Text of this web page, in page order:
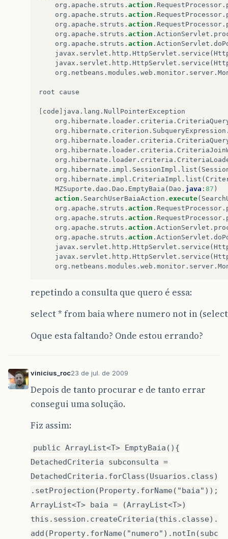
org . apache . struts . action . RequestProcessor .
org . apache . struts . action . RequestProcessor .
org . apache . struts . action . RequestProcessor .
org . apache . struts . action . ActionServlet .
org . apache . struts . action . ActionServlet .
javax . servlet . http . HttpServlet . service (
javax . servlet . http . HttpServlet . service (
org . netbeans . modules . web . monitor . server .
root cause
code java . lang . NullPointerException
org . hibernate . loader . criteria .
org . hibernate . criterion . SubqueryExpression
org . hibernate . loader . criteria .
org . hibernate . loader . criteria .
org . hibernate . loader . criteria .
org . hibernate . impl . SessionImpl . list (
org . hibernate . impl . CriteriaImpl . list (
MZSuporte . dao . Dao . EmptyBaia ( Dao . java : 87 )
action . SearchUserBaiaAction . execute(
org . apache . struts . action . RequestProcessor .
org . apache . struts . action . RequestProcessor .
org . apache . struts . action . ActionServlet .
org . apache . struts . action . ActionServlet .
javax . servlet . http . HttpServlet . service (
javax . servlet . http . HttpServlet . service (
org . netbeans . modules . web . monitor . server .
repetindo a consulta que quero é essa:
select * from baia where numero not in
Oque esta faltando? Onde estou errando?
vinicius_roc23 de jul. de 2009
Depois de tanto procurar e de tanto errar
consegui uma solução.
Fiz assim:
public ArrayList<T> EmptyBaia(){
DetachedCriteria subconsulta =
DetachedCriteria.forClass(Usuarios.class)
.setProjection(Property.forName("baia"));
ArrayList<T> baia = (ArrayList<T>)
this.session.createCriteria(this.classe).
add(Property.forName("numero").notIn(subc